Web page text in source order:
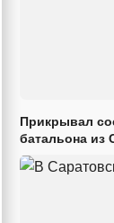
Прикрывал
батальона из